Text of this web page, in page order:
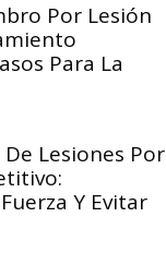
Por Lesión
Para La
Lesiones Por
Y Evitar